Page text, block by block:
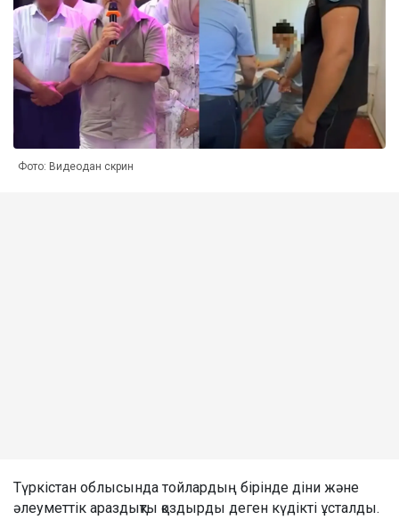
Фото: Видеодан скрин
Түркістан облысында тойлардың бірінде діни және
әлеуметтік араздықты қоздырды деген күдікті ұсталды.